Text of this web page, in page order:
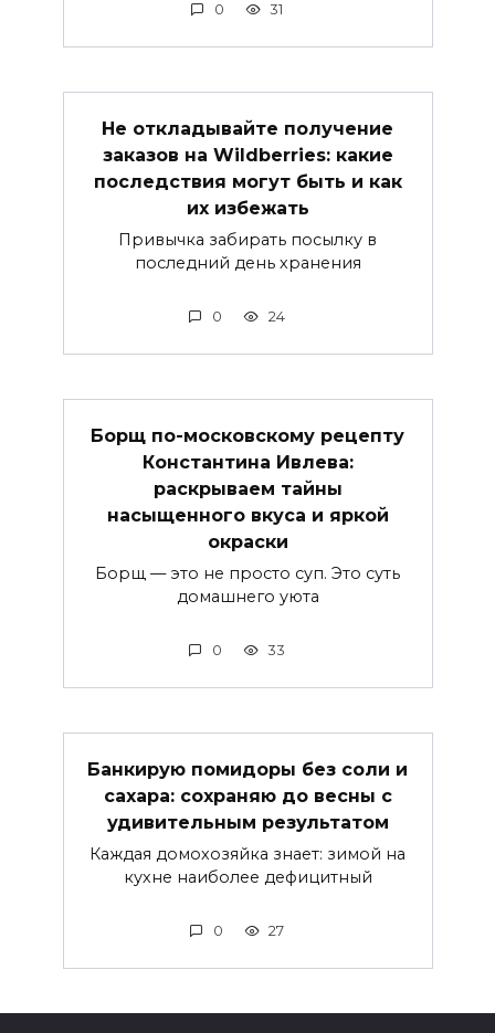
0 31
Не откладывайте получение
заказов на Wildberries: какие
последствия могут быть и как
их избежать
Привычка забирать посылку в
последний день хранения
0 24
Борщ по-московскому рецепту
Константина Ивлева:
раскрываем тайны
насыщенного вкуса и яркой
окраски
Борщ — это не просто суп. Это суть
домашнего уюта
0 33
Банкирую помидоры без соли и
сахара: сохраняю до весны с
удивительным результатом
Каждая домохозяйка знает: зимой на
кухне наиболее дефицитный
0 27